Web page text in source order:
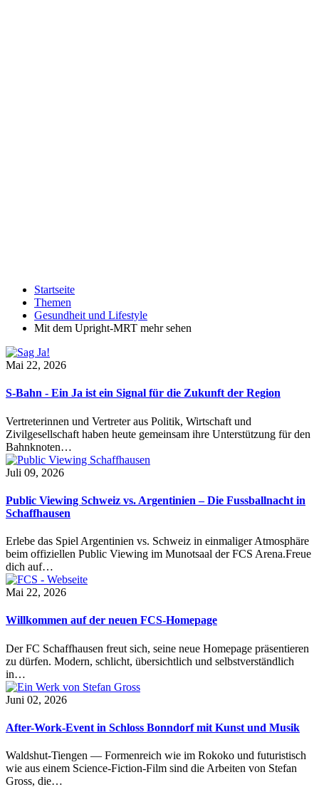
Startseite
Themen
Gesundheit und Lifestyle
Mit dem Upright-MRT mehr sehen
Mai 22, 2026
S-Bahn - Ein Ja ist ein Signal für die Zukunft der Region
Vertreterinnen und Vertreter aus Politik, Wirtschaft und
Zivilgesellschaft haben heute gemeinsam ihre Unterstützung für den
Bahnknoten…
Juli 09, 2026
Public Viewing Schweiz vs. Argentinien – Die Fussballnacht in
Schaffhausen
Erlebe das Spiel Argentinien vs. Schweiz in einmaliger Atmosphäre
beim offiziellen Public Viewing im Munotsaal der FCS Arena.Freue
dich auf…
Mai 22, 2026
Willkommen auf der neuen FCS-Homepage
Der FC Schaffhausen freut sich, seine neue Homepage präsentieren
zu dürfen. Modern, schlicht, übersichtlich und selbstverständlich
in…
Juni 02, 2026
After-Work-Event in Schloss Bonndorf mit Kunst und Musik
Waldshut-Tiengen — Formenreich wie im Rokoko und futuristisch
wie aus einem Science-Fiction-Film sind die Arbeiten von Stefan
Gross, die…